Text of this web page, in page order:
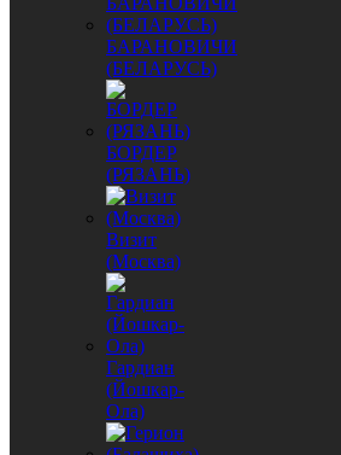
БАРАНОВИЧИ
(БЕЛАРУСЬ)
БОРДЕР
(РЯЗАНЬ)
Визит
(Москва)
Гардиан
(Йошкар-
Ола)